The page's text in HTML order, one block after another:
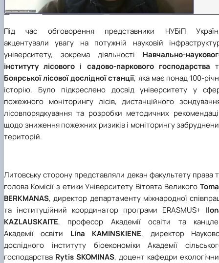
Під час обговорення представники НУБіП
акцентували увагу на потужній науковій
університету, зокрема діяльності Навчально-
інституту лісового і садово-паркового господарства
Боярської лісової дослідної станції, яка має понад 100-
історію. Було підкреслено досвід університету у
пожежного моніторингу лісів, дистанційного
лісовпорядкування та розробки методичних
щодо зниження пожежних ризиків і моніторингу
територій.
Литовську сторону представляли декан факультету права
голова Комісії з етики Університету Вітовта Великого
BERKMANAS, директор департаменту міжнародної
та інституційний координатор програми ERASMUS+
KAZLAUSKAITE, професор Академії освіти та
Академії освіти Lina KAMINSKIENE, директор
дослідного інституту біоекономіки Академії
господарства Rytis SKOMINAS, доцент кафедри